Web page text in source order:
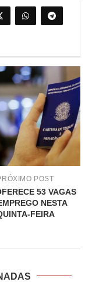
POST
53 VAGAS
NESTA
FEIRA